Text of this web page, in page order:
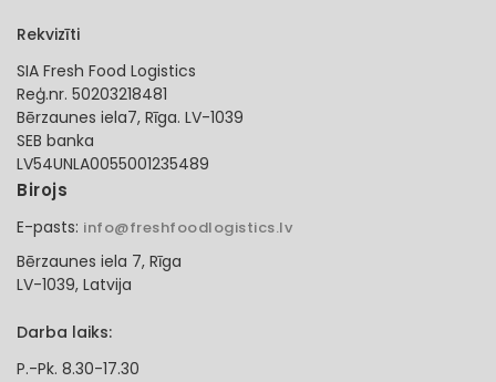
Rekvizīti
SIA Fresh Food Logistics
Reģ.nr. 50203218481
Bērzaunes iela7, Rīga. LV-1039
SEB banka
LV54UNLA0055001235489
Birojs
E-pasts: info@freshfoodlogistics.lv
Bērzaunes iela 7, Rīga
LV-1039, Latvija
Darba laiks:
P.-Pk. 8.30-17.30